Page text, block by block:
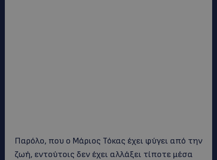
Παρόλο, που ο Μάριος Τόκας έχει φύγει από την
ζωή, εντούτοις δεν έχει αλλάξει τίποτε μέσα